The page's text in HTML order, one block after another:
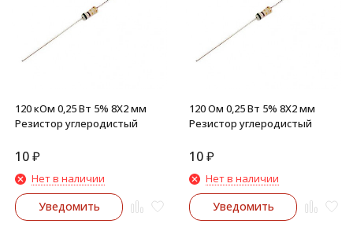
120 кОм 0,25 Вт 5% 8X2 мм
Резистор углеродистый
10₽
Нет в наличии
Уведомить
120 Ом 0,25 Вт 5% 8X2 мм
Резистор углеродистый
10₽
Нет в наличии
Уведомить